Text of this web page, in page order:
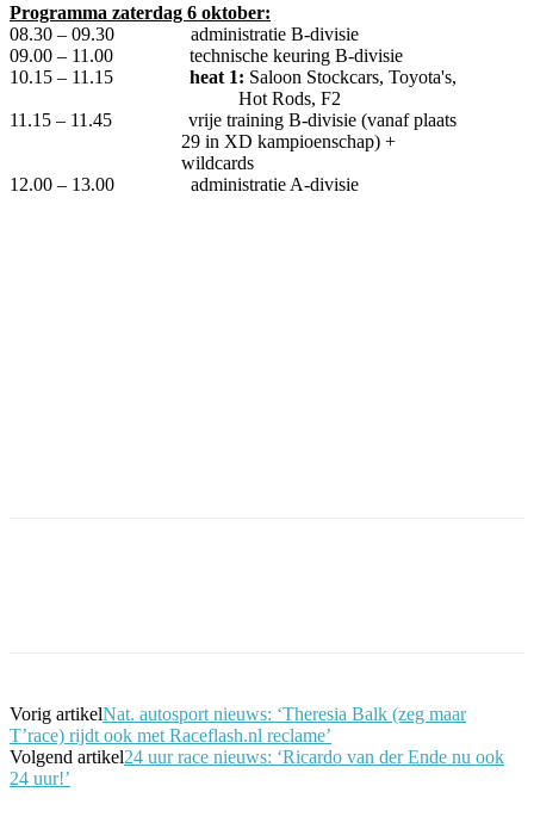
Programma zaterdag 6 oktober:
08.30 – 09.30 administratie B-divisie
09.00 – 11.00 technische keuring B-divisie
10.15 – 11.15 heat 1: Saloon Stockcars, Toyota's,
Hot Rods, F2
11.15 – 11.45 vrije training B-divisie (vanaf plaats
29 in XD kampioenschap) +
wildcards
12.00 – 13.00 administratie A-divisie
Vorig artikelNat. autosport nieuws: ‘Theresia Balk (zeg maar
T’race) rijdt ook met Raceflash.nl reclame’
Volgend artikel24 uur race nieuws: ‘Ricardo van der Ende nu ook
24 uur!’